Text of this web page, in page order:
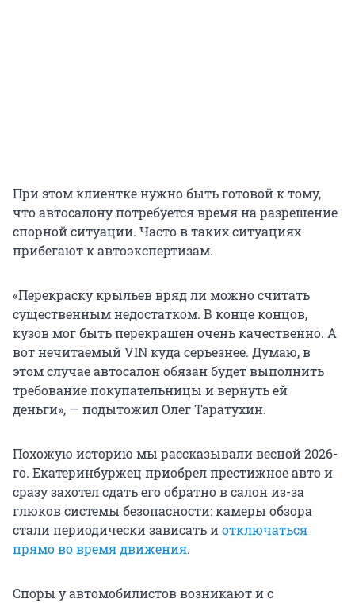
При этом клиентке нужно быть готовой к тому,
что автосалону потребуется время на разрешение
спорной ситуации. Часто в таких ситуациях
прибегают к автоэкспертизам.
«Перекраску крыльев вряд ли можно считать
существенным недостатком. В конце концов,
кузов мог быть перекрашен очень качественно. А
вот нечитаемый VIN куда серьезнее. Думаю, в
этом случае автосалон обязан будет выполнить
требование покупательницы и вернуть ей
деньги», — подытожил Олег Таратухин.
Похожую историю мы рассказывали весной 2026-
го. Екатеринбуржец приобрел престижное авто и
сразу захотел сдать его обратно в салон из-за
глюков системы безопасности: камеры обзора
стали периодически зависать иотключаться
прямо во время движения.
Споры у автомобилистов возникают и с